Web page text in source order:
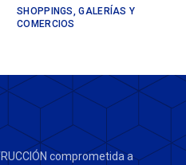
SHOPPINGS, GALERÍAS Y
COMERCIOS
comprometida a